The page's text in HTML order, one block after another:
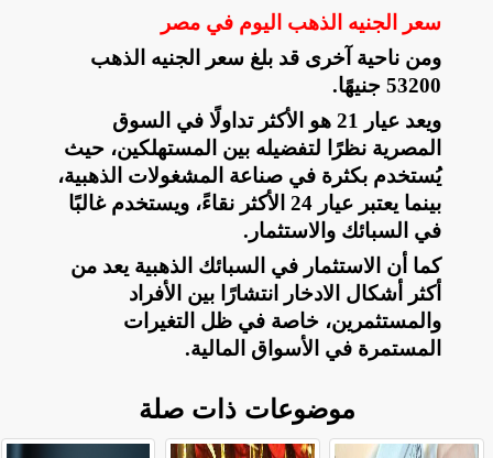
سعر الجنيه الذهب اليوم في مصر
ومن ناحية آخرى قد بلغ سعر الجنيه الذهب
53200 جنيهًا
.
ويعد عيار 21 هو الأكثر تداولًا في السوق
المصرية نظرًا لتفضيله بين المستهلكين، حيث
يُستخدم بكثرة في صناعة المشغولات الذهبية،
بينما يعتبر عيار 24 الأكثر نقاءً، ويستخدم غالبًا
في السبائك والاستثمار .
كما أن الاستثمار في السبائك الذهبية يعد من
أكثر أشكال الادخار انتشارًا بين الأفراد
والمستثمرين، خاصة في ظل التغيرات
المستمرة في الأسواق المالية.
موضوعات ذات صلة